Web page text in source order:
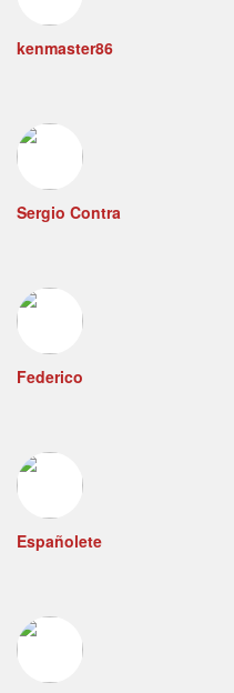
kenmaster86
Sergio Contra
Federico
Españolete